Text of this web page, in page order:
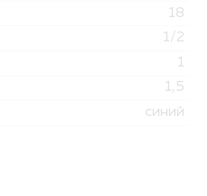
18
1/2
1
1,5
синий